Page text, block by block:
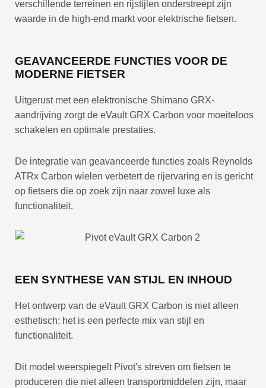
verschillende terreinen en rijstijlen onderstreept zijn
waarde in de high-end markt voor elektrische fietsen.
GEAVANCEERDE FUNCTIES VOOR DE
MODERNE FIETSER
Uitgerust met een elektronische Shimano GRX-
aandrijving zorgt de eVault GRX Carbon voor moeiteloos
schakelen en optimale prestaties.
De integratie van geavanceerde functies zoals Reynolds
ATRx Carbon wielen verbetert de rijervaring en is gericht
op fietsers die op zoek zijn naar zowel luxe als
functionaliteit.
EEN SYNTHESE VAN STIJL EN INHOUD
Het ontwerp van de eVault GRX Carbon is niet alleen
esthetisch; het is een perfecte mix van stijl en
functionaliteit.
Dit model weerspiegelt Pivot's streven om fietsen te
produceren die niet alleen transportmiddelen zijn, maar